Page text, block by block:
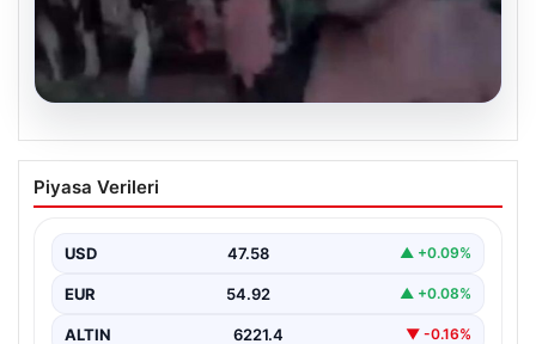
Küfürleşme kavgaya dönüştü: Yayayı
kovalayıp darp ettiler
Yayaya Saldırı”, “content”: “ İstanbul’un Beylikdüzü…
Piyasa Verileri
USD 47.58 ▲ +0.09%
EUR 54.92 ▲ +0.08%
ALTIN 6221.4 ▼ -0.16%